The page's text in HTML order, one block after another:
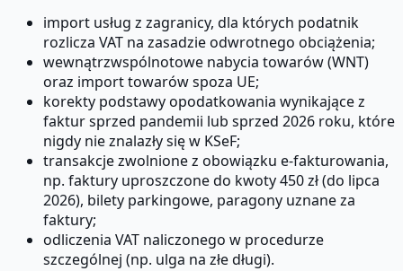
import usług z zagranicy, dla których podatnik
rozlicza VAT na zasadzie odwrotnego obciążenia;
wewnątrzwspólnotowe nabycia towarów (WNT)
oraz import towarów spoza UE;
korekty podstawy opodatkowania wynikające z
faktur sprzed pandemii lub sprzed 2026 roku, które
nigdy nie znalazły się w KSeF;
transakcje zwolnione z obowiązku e-fakturowania,
np. faktury uproszczone do kwoty 450 zł (do lipca
2026), bilety parkingowe, paragony uznane za
faktury;
odliczenia VAT naliczonego w procedurze
szczególnej (np. ulga na złe długi).